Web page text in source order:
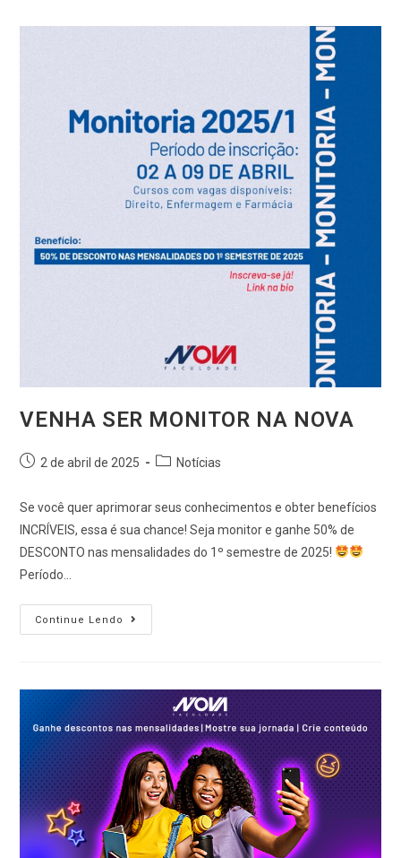
VENHA SER MONITOR NA NOVA
2 de abril de 2025 Notícias
Se você quer aprimorar seus conhecimentos e obter benefícios
INCRÍVEIS, essa é sua chance! Seja monitor e ganhe 50% de
DESCONTO nas mensalidades do 1º semestre de 2025!
Período…
Continue Lendo